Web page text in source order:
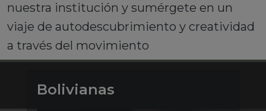
nuestra institución y sumérgete en un
viaje de autodescubrimiento y creatividad
a través del movimiento
Bolivianas